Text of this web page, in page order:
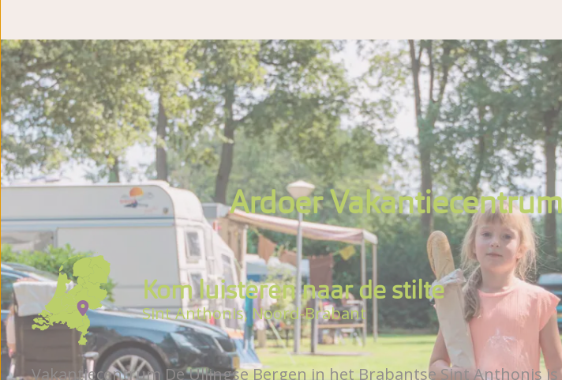
Brochure
Ardoer
Kom luisteren naar de stilte
Sint Anthonis, Noord-Brabant
Vakantiecentrum De Ullingse Bergen in het Brabantse Sint Anthonis is